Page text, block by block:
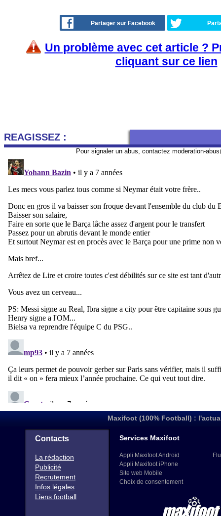
Partager sur Facebook
Un problème avec cet article ?
cliquant sur ce lien
REAGISSEZ :
Pour signaler un abus, contactez moderation-
Maxifoot (100% Football) :
Contacts
La rédaction
Publicité
Recrutement
Infos légales
Liens football
Services Maxifoot
Appli Maxifoot Android
Appli Maxifoot iPhone
Site web Mobile
Choix de consentement